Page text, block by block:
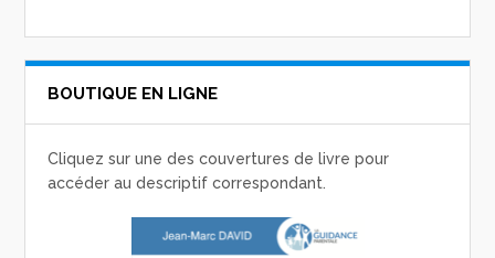
BOUTIQUE EN LIGNE
Cliquez sur une des couvertures de livre pour
accéder au descriptif correspondant.